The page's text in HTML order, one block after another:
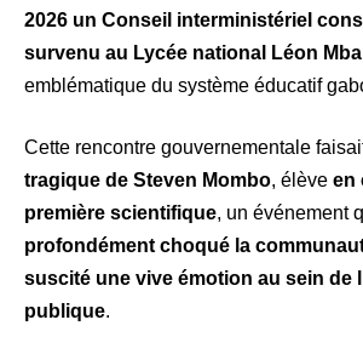
2026 un Conseil interministériel
survenu au Lycée national Léon Mba
emblématique du système éducatif
Cette rencontre gouvernementale
tragique de Steven Mombo, élève en
première scientifique, un événement
profondément choqué la
suscité une vive émotion au sein de
publique.